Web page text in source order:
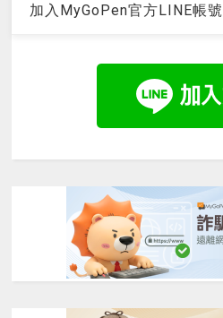
加入MyGoPen官方LINE帳號